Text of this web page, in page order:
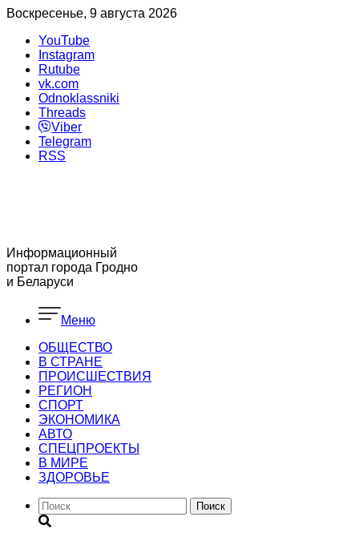
Воскресенье, 9 августа 2026
YouTube
Instagram
Rutube
vk.com
Odnoklassniki
Threads
Viber
Telegram
RSS
Информационный
портал города Гродно
и Беларуси
Меню
ОБЩЕСТВО
В СТРАНЕ
ПРОИСШЕСТВИЯ
РЕГИОН
CПОРТ
ЭКОНОМИКА
АВТО
СПЕЦПРОЕКТЫ
В МИРЕ
ЗДОРОВЬЕ
Поиск